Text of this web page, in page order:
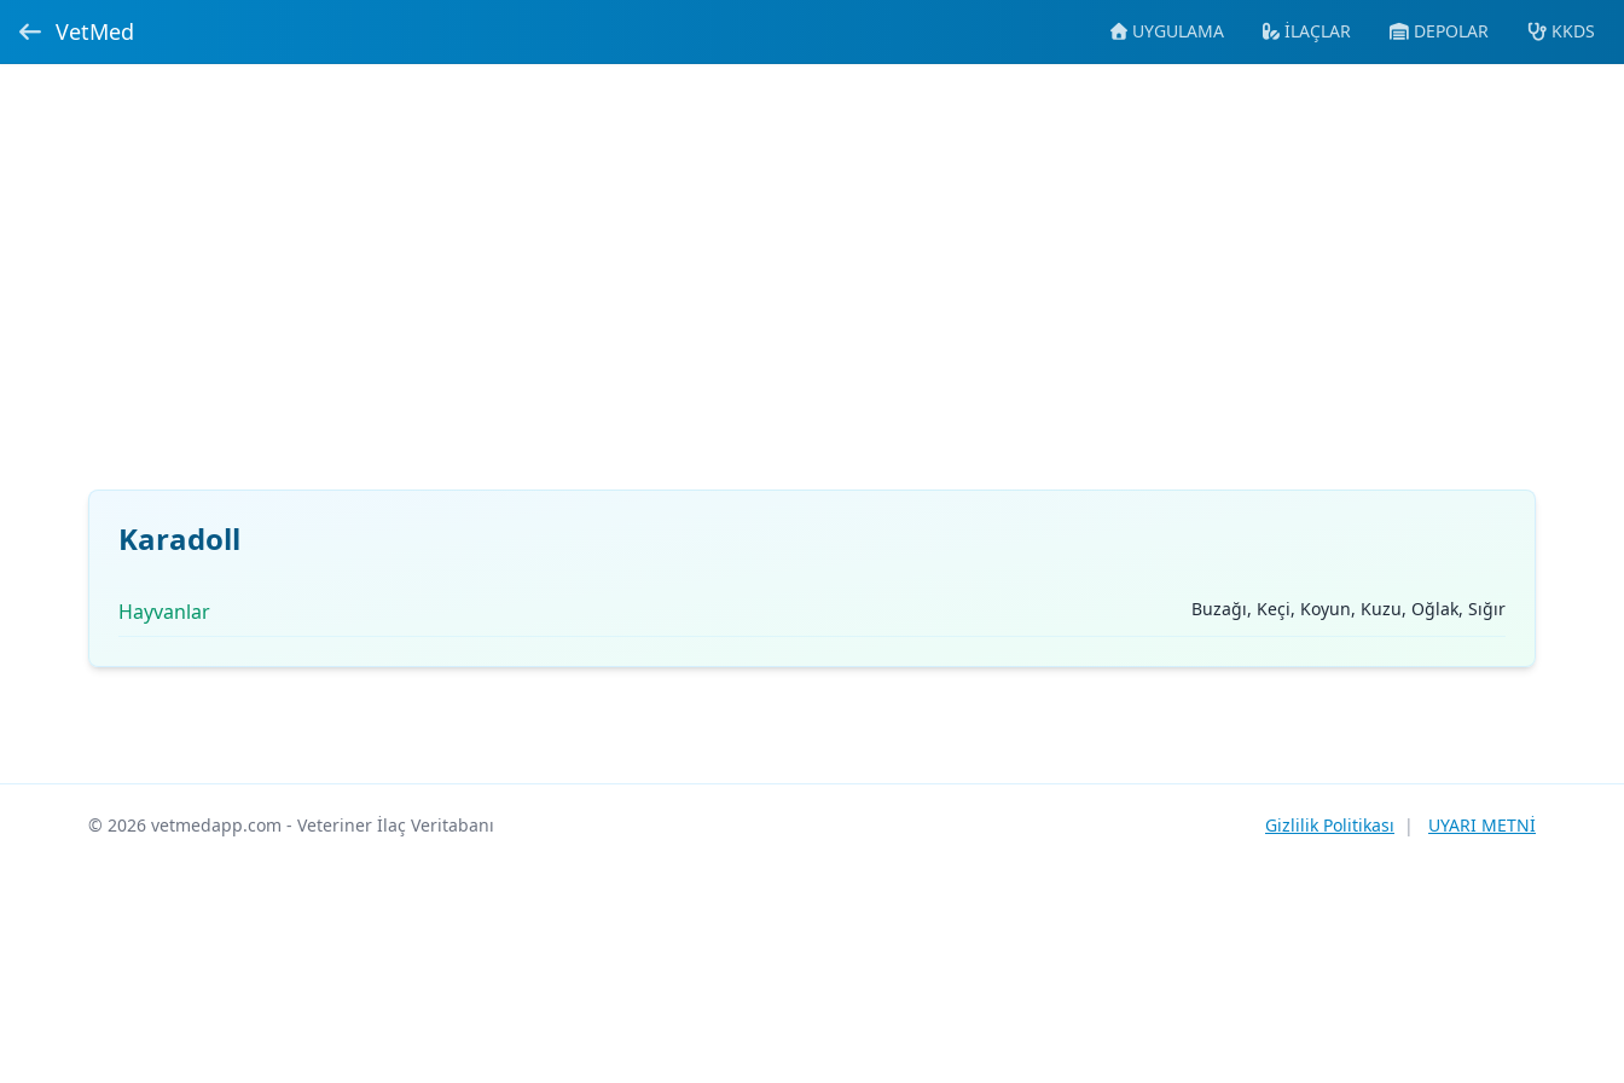
VetMed UYGULAMA İLAÇLAR DEPOLAR KKDS
Karadoll
Hayvanlar Buzağı, Keçi, Koyun, Kuzu, Oğlak, Sığır
© 2026 vetmedapp.com - Veteriner İlaç Veritabanı Gizlilik Politikası | UYARI METNİ